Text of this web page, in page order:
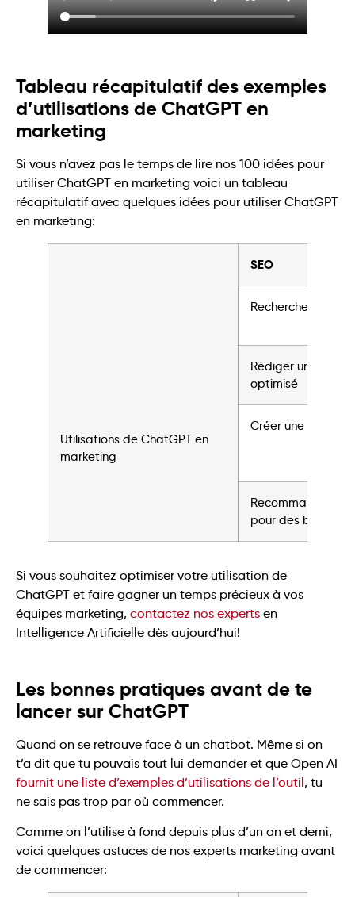
Tableau récapitulatif des exemples
d’utilisations de ChatGPT en
marketing
Si vous n’avez pas le temps de lire nos 100 idées pour
utiliser ChatGPT en marketing voici un tableau
récapitulatif avec quelques idées pour utiliser ChatGPT
en marketing:
Utilisations de ChatGPT en
marketing
SEO
Recherche de
Rédiger un article
optimisé
Créer une foire
Recommander
pour des backlinks
Si vous souhaitez optimiser votre utilisation de
ChatGPT et faire gagner un temps précieux à vos
équipes marketing, contactez nos experts en
Intelligence Artificielle dès aujourd’hui!
Les bonnes pratiques avant de te
lancer sur ChatGPT
Quand on se retrouve face à un chatbot. Même si on
t’a dit que tu pouvais tout lui demander et que Open AI
fournit une liste d’exemples d’utilisations de l’outil, tu
ne sais pas trop par où commencer.
Comme on l’utilise à fond depuis plus d’un an et demi,
voici quelques astuces de nos experts marketing avant
de commencer: